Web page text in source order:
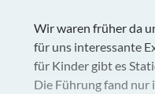
Wir waren früher da
für uns interessante
für Kinder gibt es
Die Führung fand nur